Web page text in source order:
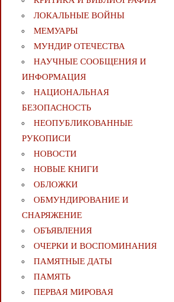
ЛОКАЛЬНЫЕ ВОЙНЫ
МЕМУАРЫ
МУНДИР ОТЕЧЕСТВА
НАУЧНЫЕ СООБЩЕНИЯ И
ИНФОРМАЦИЯ
НАЦИОНАЛЬНАЯ
БЕЗОПАСНОСТЬ
НЕОПУБЛИКОВАННЫЕ
РУКОПИСИ
НОВОСТИ
НОВЫЕ КНИГИ
ОБЛОЖКИ
ОБМУНДИРОВАНИЕ И
СНАРЯЖЕНИЕ
ОБЪЯВЛЕНИЯ
ОЧЕРКИ И ВОСПОМИНАНИЯ
ПАМЯТНЫЕ ДАТЫ
ПАМЯТЬ
ПЕРВАЯ МИРОВАЯ